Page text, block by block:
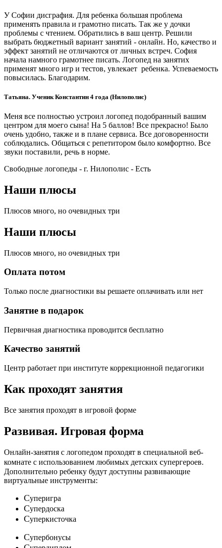
У Софии дисграфия. Для ребенка большая проблема
применять правила и грамотно писать. Так же у дочки
проблемы с чтением. Обратились в ваш центр. Решили
выбрать бюджетный вариант занятий - онлайн. Но, качество и
эффект занятий не отличаются от личных встреч. София
начала намного грамотнее писать. Логопед на занятих
применят много игр и тестов, увлекает ребенка. Успеваемость
повысилась. Благодарим.
Татьяна. Ученик Константин 4 года (Нилополис)
Меня все полностью устроил логопед подобранный вашим
центром для моего сына! На 5 баллов! Все прекрасно! Было
очень удобно, также и в плане сервиса. Все договоренности
соблюдались. Общаться с репетитором было комфортно. Все
звуки поставили, речь в норме.
Свободные логопеды - г. Нилополис - Есть
Наши плюсы
Плюсов много, но очевидных три
Наши плюсы
Плюсов много, но очевидных три
Оплата потом
Только после диагностики вы решаете оплачивать или нет
Занятие в подарок
Первичная диагностика проводится бесплатно
Качество занятий
Центр работает при институте коррекционной педагогики
Как проходят занятия
Все занятия проходят в игровой форме
Развивая. Игровая форма
Онлайн-занятия с логопедом проходят в специальной веб-
комнате с использованием любимых детских cупергероев.
Дополнительно ребенку будут доступны развивающие
виртуальные инструменты:
Cуперигра
Cупердоска
Cуперкисточка
Cупербонусы